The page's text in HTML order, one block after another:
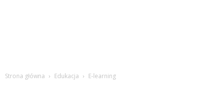
Strona główna Edukacja E-learning